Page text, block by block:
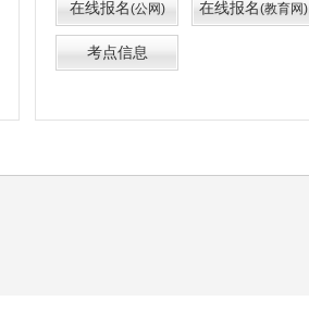
在线报名(公网) 在线报名(教育网)
考点信息